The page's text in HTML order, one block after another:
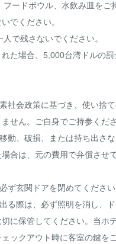
ードボウル、水飲み皿をご
でください。
で残さないでください。
れた場合、5,000台湾ドルの
社会政策に基づき、使い捨
せん。ご自身でご持参くださ
動、破損、または持ち出さな
合は、元の費用で弁償させ
ず玄関ドアを閉めてくださ
る際は、必ず照明を消し、
に保管してください。当ホ
ックアウト時に客室の鍵を